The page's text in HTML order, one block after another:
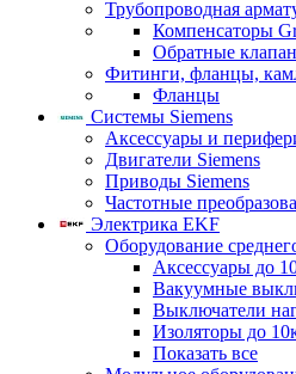
Трубопроводная
Компенсаторы
Обратные
Фитинги, фланцы,
Фланцы
Системы Siemens
Аксессуары и
Двигатели Siemens
Приводы Siemens
Частотные
Электрика EKF
Оборудование
Аксессуары до
Вакуумные
Выключатели
Изоляторы до
Показать все